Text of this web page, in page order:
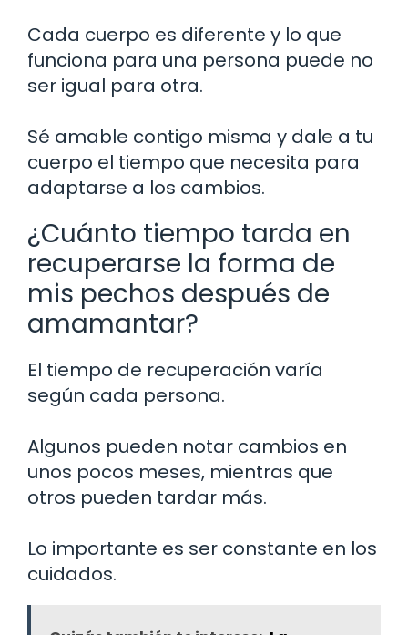
Cada cuerpo es diferente y lo que
funciona para una persona puede no
ser igual para otra.
Sé amable contigo misma y dale a tu
cuerpo el tiempo que necesita para
adaptarse a los cambios.
¿Cuánto tiempo tarda en
recuperarse la forma de
mis pechos después de
amamantar?
El tiempo de recuperación varía
según cada persona.
Algunos pueden notar cambios en
unos pocos meses, mientras que
otros pueden tardar más.
Lo importante es ser constante en los
cuidados.